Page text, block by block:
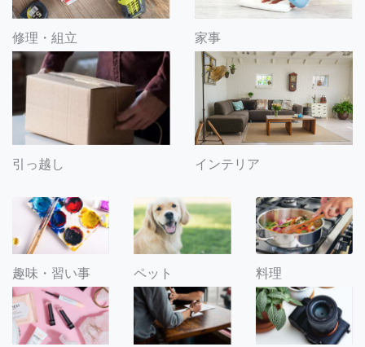
修理・組立 家事
引っ越し インテリア
趣味・習い事 ペット 料理